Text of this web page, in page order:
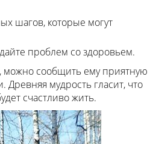
шагов, которые могут
проблем со здоровьем.
можно сообщить ему приятную
Древняя мудрость гласит, что
счастливо жить.